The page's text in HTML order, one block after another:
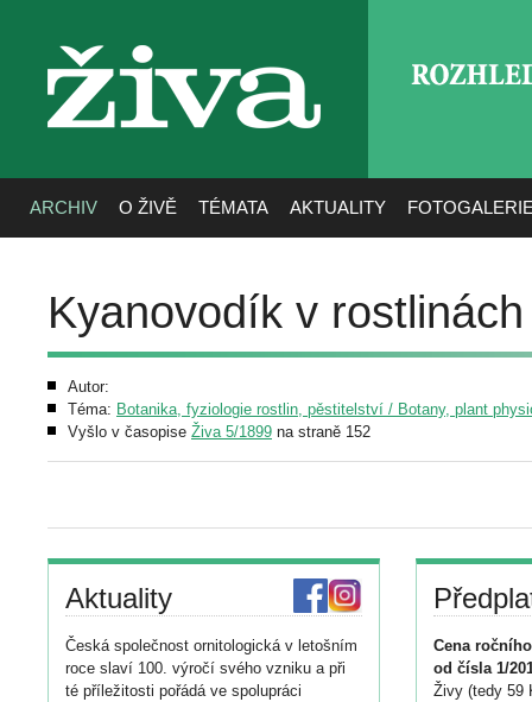
živa
ARCHIV O ŽIVĚ TÉMATA AKTUALITY
Kyanovodík v rostlinách
Autor:
Téma: Botanika, fyziologie rostlin, pěstitelství / Botany, plant
Vyšlo v časopise Živa 5/1899 na straně 152
Aktuality
Česká společnost ornitologická v letošním
roce slaví 100. výročí svého vzniku a při
té příležitosti pořádá ve spolupráci
Cena
od čísla 1/
Živy (tedy 59